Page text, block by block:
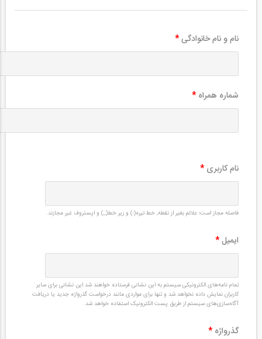
نام و نام خانوادگی*
شماره همراه *
نام کاربری *
فاصله مجاز است؛ علائم بغیر از نقطه, خط تیره(-) و زیر خط(_) و اپستروف غیر مجازند.
ایمیل*
تمام نامه‌های الکترونیکی سیستم به این نشانی فرستاده خواهند شد.این نشانی برای سایر
کاربران نمایش داده نخواهد شد و تنها برای مواردی مانند درخواست گذرواژه جدید یا دریافت
آگاه‌سازی‌های سیستم از طریق پست الکترونیک استفاده خواهد شد.
گذرواژه *